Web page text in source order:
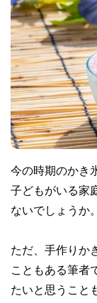
今の時期のかき
子どもがいる家
ないでしょうか。
ただ、手作りか
こともある筆者
たいと思うこと